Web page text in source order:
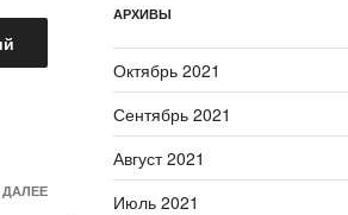
Следующая
ДАЛЕЕ
АРХИВЫ
Октябрь 2021
Сентябрь 2021
Август 2021
Июль 2021